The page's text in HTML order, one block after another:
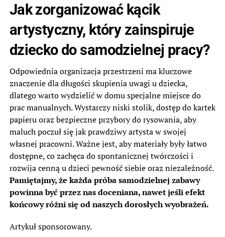
Jak zorganizować kącik
artystyczny, który zainspiruje
dziecko do samodzielnej pracy?
Odpowiednia organizacja przestrzeni ma kluczowe
znaczenie dla długości skupienia uwagi u dziecka,
dlatego warto wydzielić w domu specjalne miejsce do
prac manualnych. Wystarczy niski stolik, dostęp do kartek
papieru oraz bezpieczne przybory do rysowania, aby
maluch poczuł się jak prawdziwy artysta w swojej
własnej pracowni. Ważne jest, aby materiały były łatwo
dostępne, co zachęca do spontanicznej twórczości i
rozwija cenną u dzieci pewność siebie oraz niezależność.
Pamiętajmy, że każda próba samodzielnej zabawy
powinna być przez nas doceniana, nawet jeśli efekt
końcowy różni się od naszych dorosłych wyobrażeń.
Artykuł sponsorowany.